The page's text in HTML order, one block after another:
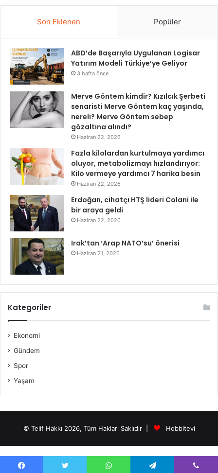
Son Eklenen Popüler
ABD’de Başarıyla Uygulanan Logisar
Yatırım Modeli Türkiye’ye Geliyor
3 hafta önce
Merve Göntem kimdir? Kızılcık Şerbeti
senaristi Merve Göntem kaç yaşında,
nereli? Merve Göntem sebep
gözaltına alındı?
Haziran 22, 2026
Fazla kilolardan kurtulmaya yardımcı
oluyor, metabolizmayı hızlandırıyor:
Kilo vermeye yardımcı 7 harika besin
Haziran 22, 2026
Erdoğan, cihatçı HTŞ lideri Colani ile
bir araya geldi
Haziran 22, 2026
Irak’tan ‘Arap NATO’su’ önerisi
Haziran 21, 2026
Kategoriler
Ekonomi
Gündem
Spor
Yaşam
© Telif Hakkı 2026, Tüm Hakları Saklıdır | Hobbitevi
antalya grup escort